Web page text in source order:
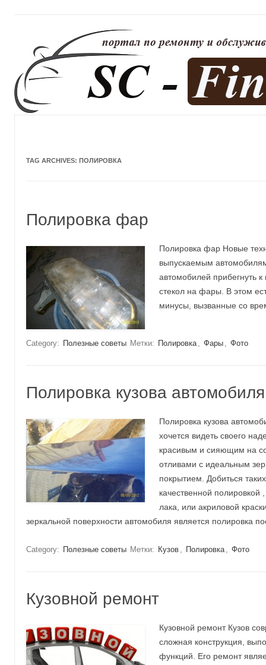
TAG ARCHIVES: ПОЛИРОВКА
Полировка фар
Полировка фар Новые
выпускаемым
автомобилей прибегнуть
стекол на фары. В этом
минусы, вызванные со
Category: Полезные советы Метки: Полировка , Фары , Фото
Полировка кузова автомобиля
Полировка кузова
хочется видеть своего
красивым и сияющим на
отливами с идеальным
покрытием. Добиться
качественной полировкой
лака, или акриловой
зеркальной поверхности автомобиля является полировка
Category: Полезные советы Метки: Кузов , Полировка , Фото
Кузовной ремонт
Кузовной ремонт Кузов
сложная конструкция,
функций. Его ремонт